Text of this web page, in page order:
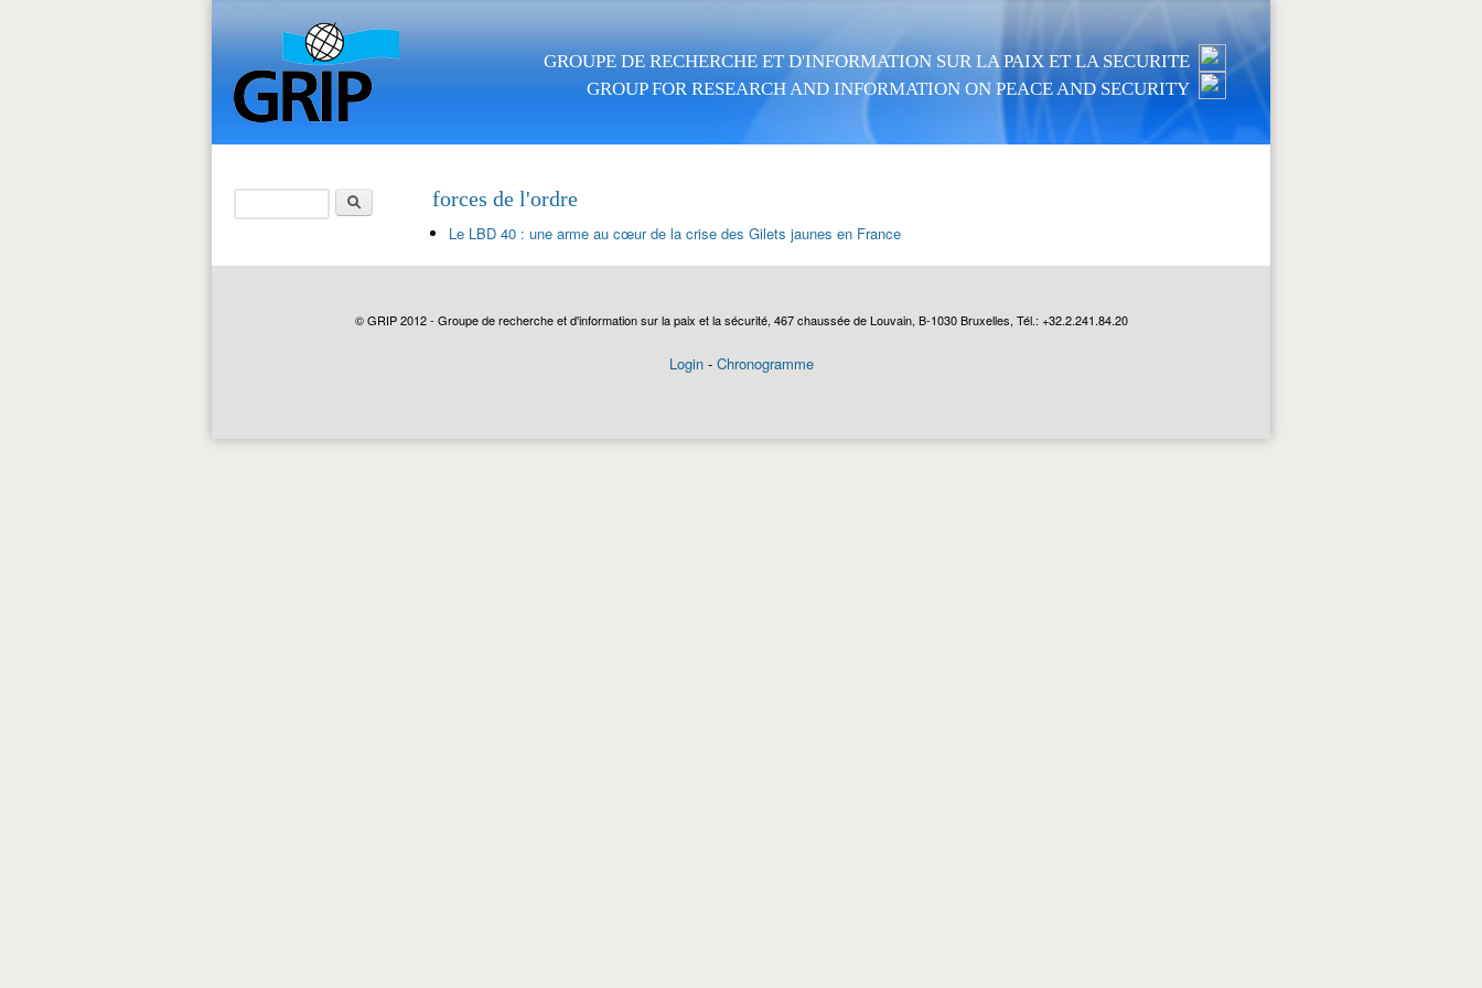
GROUPE DE RECHERCHE ET D'INFORMATION SUR LA PAIX ET LA SECURITE
GROUP FOR RESEARCH AND INFORMATION ON PEACE AND SECURITY
forces de l'ordre
Le LBD 40 : une arme au cœur de la crise des Gilets jaunes en France
Search form
© GRIP 2012 - Groupe de recherche et d'information sur la paix et la sécurité, 467 chaussée de Louvain, B-1030 Bruxelles, Tél.: +32.2.241.84.20
Login- Chronogramme